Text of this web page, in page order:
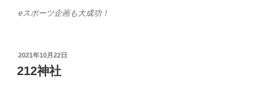
eスポーツ企画も大成功！
投
稿
日:
2021年10月22日
212神社